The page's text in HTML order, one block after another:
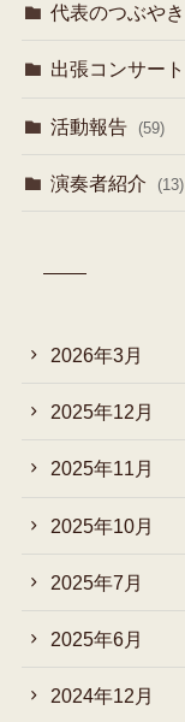
代表のつぶやき
出張コンサート
活動報告 (59)
演奏者紹介 (13)
2026年3月
2025年12月
2025年11月
2025年10月
2025年7月
2025年6月
2024年12月